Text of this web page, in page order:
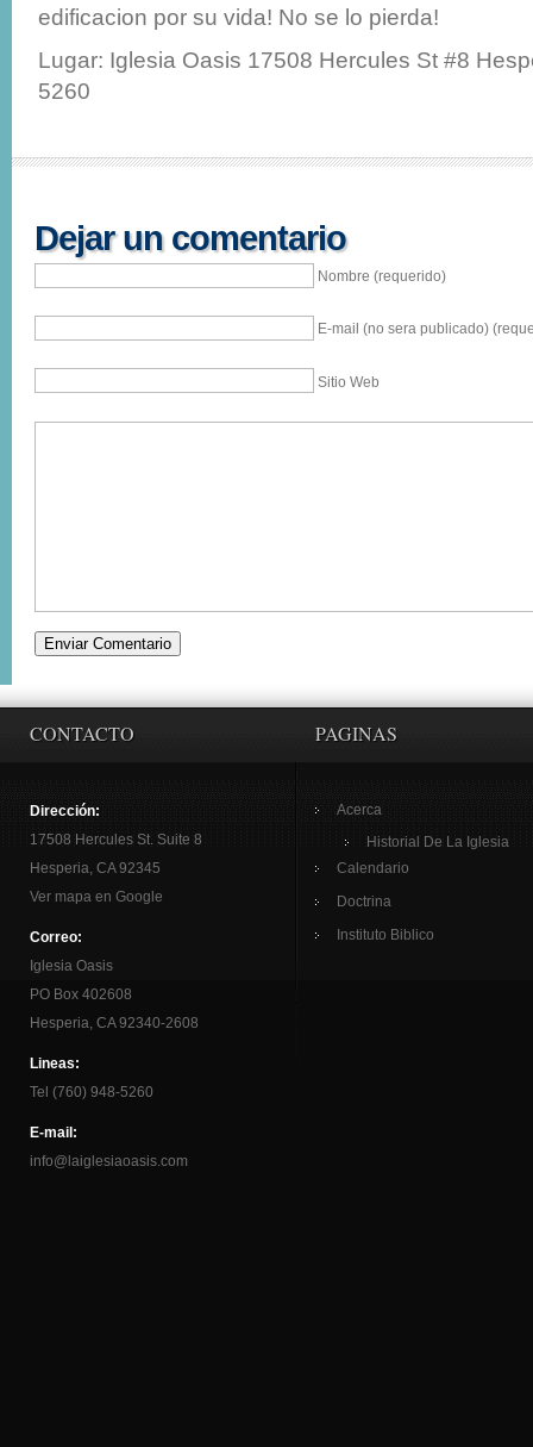
edificacion por su vida! No se lo pierda!
Lugar: Iglesia Oasis 17508 Hercules St #8
5260
Dejar un comentario
Nombre (requerido)
E-mail (no sera publicado)
Sitio Web
CONTACTO
Dirección:
17508 Hercules St. Suite 8
Hesperia, CA 92345
Ver mapa en Google
Correo:
Iglesia Oasis
PO Box 402608
Hesperia, CA 92340-2608
Lineas:
Tel (760) 948-5260
E-mail:
info@laiglesiaoasis.com
PAGINAS
Acerca
Historial De La Iglesia
Calendario
Doctrina
Instituto Biblico